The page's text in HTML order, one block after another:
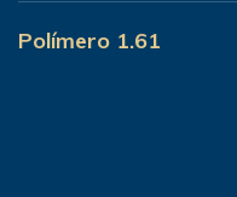
Polímero 1.61